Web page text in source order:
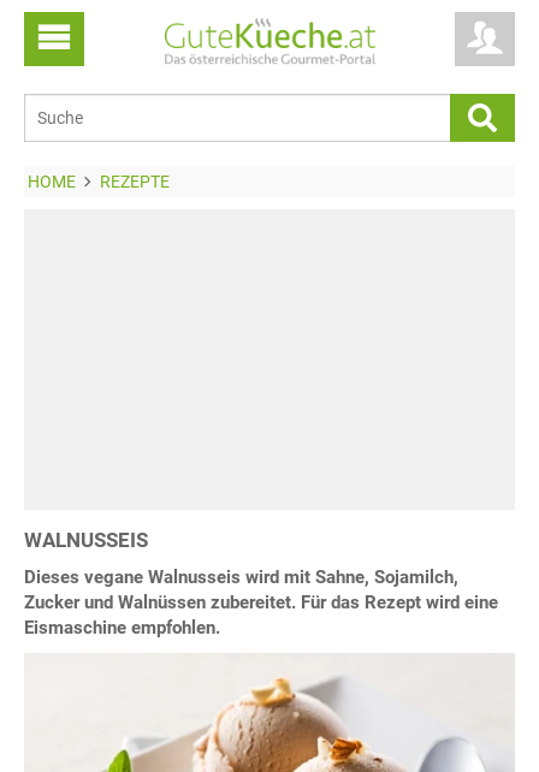
HOME REZEPTE
WALNUSSEIS
Dieses vegane Walnusseis wird mit Sahne, Sojamilch,
Zucker und Walnüssen zubereitet. Für das Rezept wird eine
Eismaschine empfohlen.